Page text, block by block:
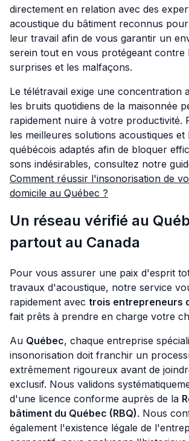
directement en relation avec des
acoustique du bâtiment reconnus
leur travail afin de vous garantir un
serein tout en vous protégeant contre
surprises et les malfaçons.
Le télétravail exige une concentration
les bruits quotidiens de la maisonnée
rapidement nuire à votre productivité.
les meilleures solutions acoustiques et
québécois adaptés afin de bloquer
sons indésirables, consultez notre
Comment réussir l'insonorisation de
domicile au Québec ?
Un réseau vérifié au
partout au Canada
Pour vous assurer une paix d'esprit
travaux d'acoustique, notre service
rapidement avec trois entrepreneurs
fait prêts à prendre en charge votre
Au Québec, chaque entreprise
insonorisation doit franchir un
extrêmement rigoureux avant de
exclusif. Nous validons
d'une licence conforme auprès de la
bâtiment du Québec (RBQ). Nous
également l'existence légale de